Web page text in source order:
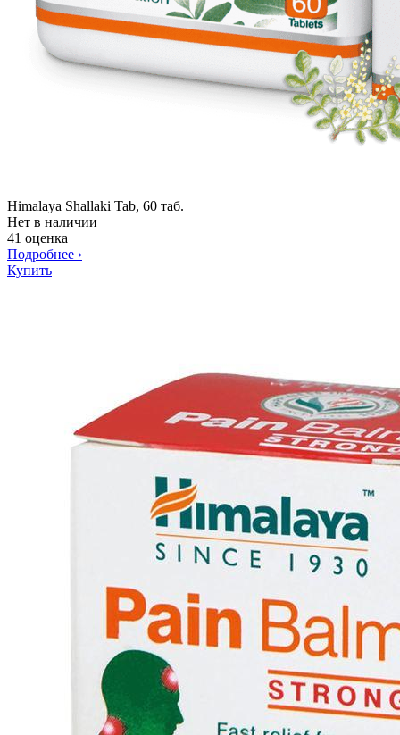
Himalaya Shallaki Tab, 60 таб.
Нет в наличии
41 оценка
Подробнее ›
Купить